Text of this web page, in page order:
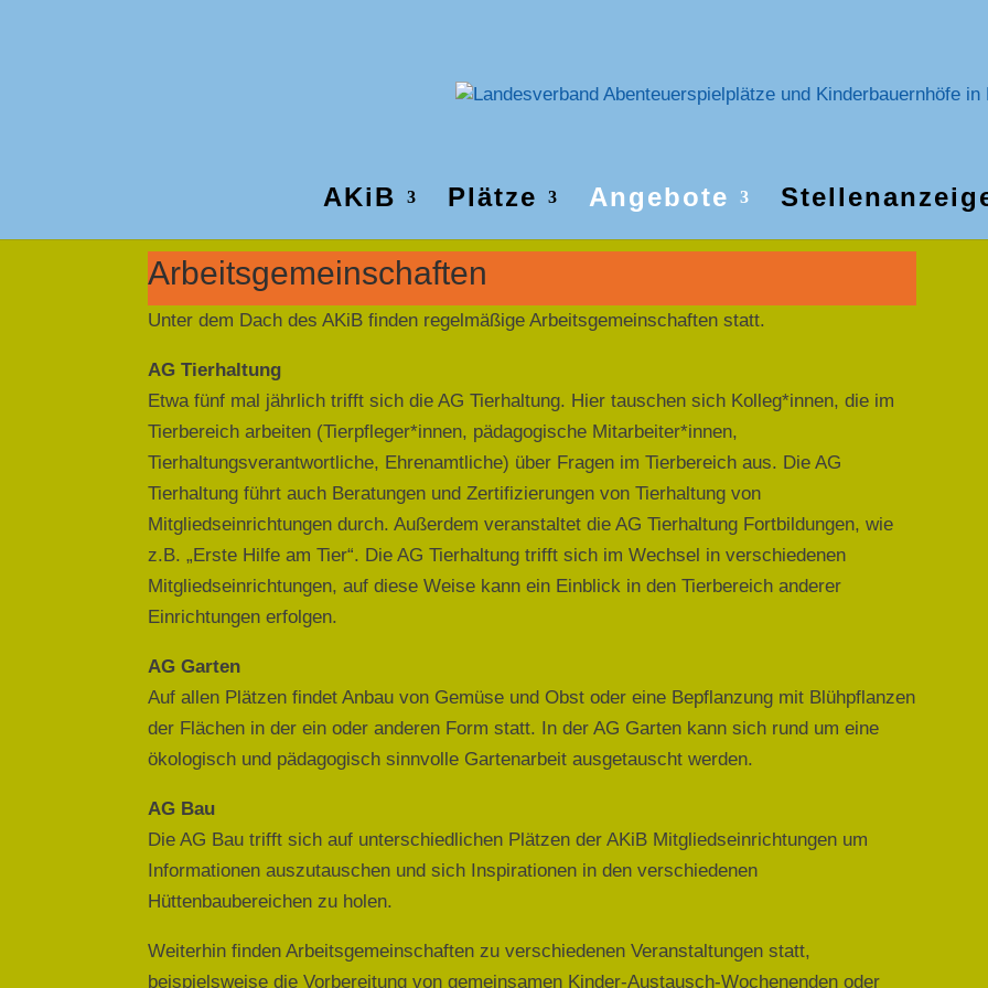
AKiB Plätze Angebote
Arbeitsgemeinschaften
Unter dem Dach des AKiB finden regelmäßige Arbeitsgemeinschaften statt.
AG Tierhaltung
Etwa fünf mal jährlich trifft sich die AG Tierhaltung. Hier tauschen sich Kolleg*innen, die im
Tierbereich arbeiten (Tierpfleger*innen, pädagogische Mitarbeiter*innen,
Tierhaltungsverantwortliche, Ehrenamtliche) über Fragen im Tierbereich aus. Die AG
Tierhaltung führt auch Beratungen und Zertifizierungen von Tierhaltung von
Mitgliedseinrichtungen durch. Außerdem veranstaltet die AG Tierhaltung Fortbildungen, wie
z.B. „Erste Hilfe am Tier“. Die AG Tierhaltung trifft sich im Wechsel in verschiedenen
Mitgliedseinrichtungen, auf diese Weise kann ein Einblick in den Tierbereich anderer
Einrichtungen erfolgen.
AG Garten
Auf allen Plätzen findet Anbau von Gemüse und Obst oder eine Bepflanzung mit Blühpflanzen
der Flächen in der ein oder anderen Form statt. In der AG Garten kann sich rund um eine
ökologisch und pädagogisch sinnvolle Gartenarbeit ausgetauscht werden.
AG Bau
Die AG Bau trifft sich auf unterschiedlichen Plätzen der AKiB Mitgliedseinrichtungen um
Informationen auszutauschen und sich Inspirationen in den verschiedenen
Hüttenbaubereichen zu holen.
Weiterhin finden Arbeitsgemeinschaften zu verschiedenen Veranstaltungen statt,
beispielsweise die Vorbereitung von gemeinsamen Kinder-Austausch-Wochenenden oder